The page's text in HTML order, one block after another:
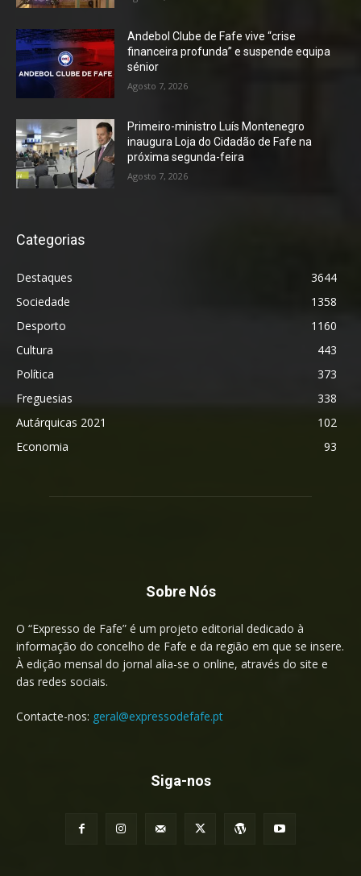
Andebol Clube de Fafe vive “crise
financeira profunda” e suspende equipa
sénior
Agosto 7, 2026
Primeiro-ministro Luís Montenegro
inaugura Loja do Cidadão de Fafe na
próxima segunda-feira
Agosto 7, 2026
Categorias
Destaques
3644
Sociedade
1358
Desporto
1160
Cultura
443
Política
373
Freguesias
338
Autárquicas 2021
102
Economia
93
Sobre Nós
O “Expresso de Fafe” é um projeto editorial dedicado à
informação do concelho de Fafe e da região em que se insere.
À edição mensal do jornal alia-se o online, através do site e
das redes sociais.
Contacte-nos: geral@expressodefafe.pt
Siga-nos